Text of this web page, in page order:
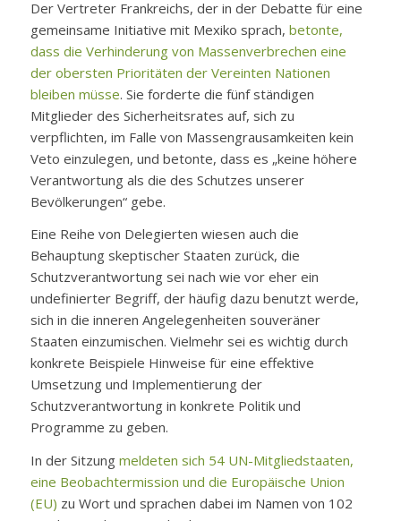
Der Vertreter Frankreichs, der in der Debatte für eine
gemeinsame Initiative mit Mexiko sprach, betonte,
dass die Verhinderung von Massenverbrechen eine
der obersten Prioritäten der Vereinten Nationen
bleiben müsse. Sie forderte die fünf ständigen
Mitglieder des Sicherheitsrates auf, sich zu
verpflichten, im Falle von Massengrausamkeiten kein
Veto einzulegen, und betonte, dass es „keine höhere
Verantwortung als die des Schutzes unserer
Bevölkerungen“ gebe.
Eine Reihe von Delegierten wiesen auch die
Behauptung skeptischer Staaten zurück, die
Schutzverantwortung sei nach wie vor eher ein
undefinierter Begriff, der häufig dazu benutzt werde,
sich in die inneren Angelegenheiten souveräner
Staaten einzumischen. Vielmehr sei es wichtig durch
konkrete Beispiele Hinweise für eine effektive
Umsetzung und Implementierung der
Schutzverantwortung in konkrete Politik und
Programme zu geben.
In der Sitzung meldeten sich 54 UN-Mitgliedstaaten,
eine Beobachtermission und die Europäische Union
(EU) zu Wort und sprachen dabei im Namen von 102